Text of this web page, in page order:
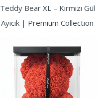
Teddy Bear XL – Kırmızı Gül
Ayıcık | Premium Collection